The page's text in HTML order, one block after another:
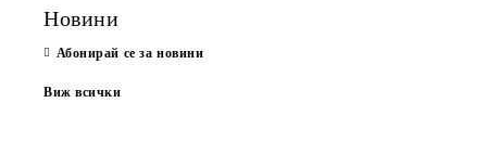
Новини
Абонирай се за новини
Виж всички